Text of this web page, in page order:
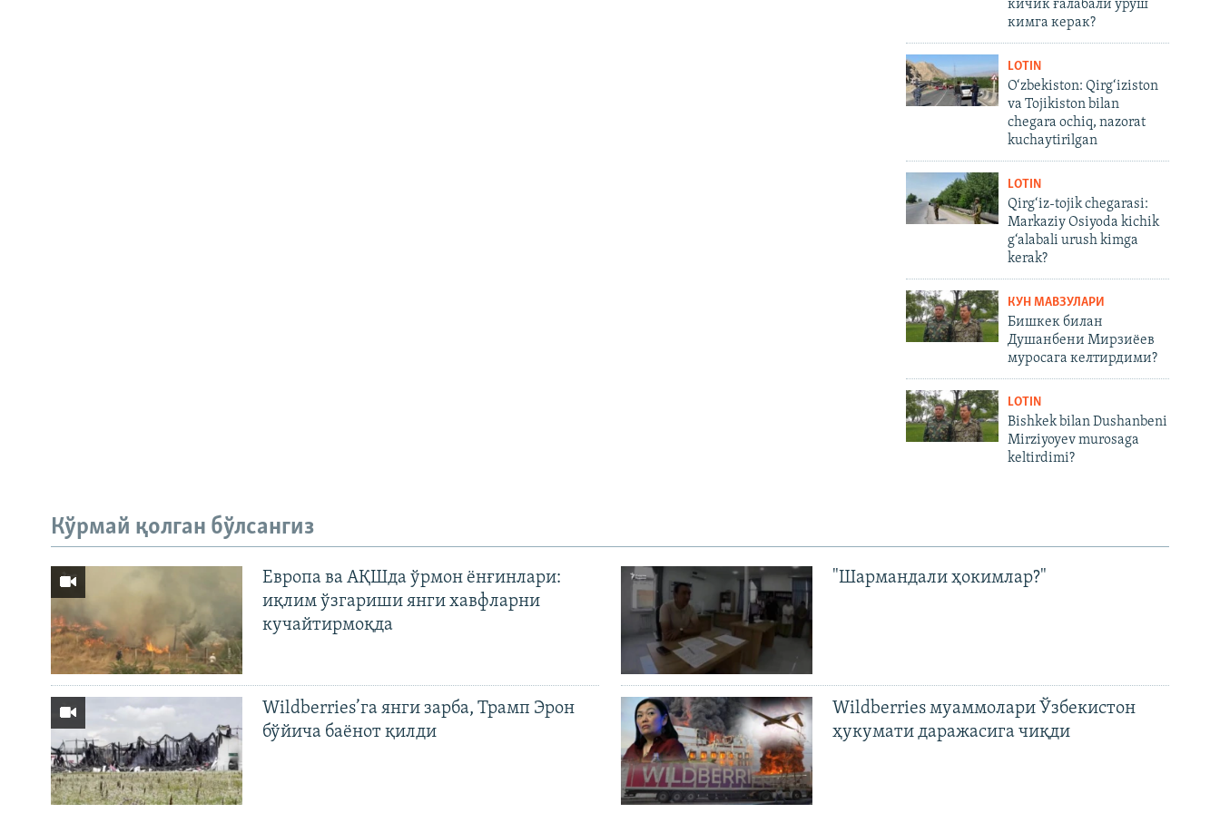
кичик ғалабали уруш
кимга керак?
LOTIN
O‘zbekiston: Qirg‘iziston
va Tojikiston bilan
chegara ochiq, nazorat
kuchaytirilgan
LOTIN
Qirg‘iz-tojik chegarasi:
Markaziy Osiyoda kichik
g‘alabali urush kimga
kerak?
КУН МАВЗУЛАРИ
Бишкек билан
Душанбени Мирзиёев
муросага келтирдими?
LOTIN
Bishkek bilan Dushanbeni
Mirziyoyev murosaga
keltirdimi?
Кўрмай қолган бўлсангиз
Европа ва АҚШда ўрмон ёнғинлари:
иқлим ўзгариши янги хавфларни
кучайтирмоқда
Wildberries’га янги зарба, Трамп Эрон
бўйича баёнот қилди
"Шармандали ҳокимлар?"
Wildberries муаммолари Ўзбекистон
ҳукумати даражасига чиқди